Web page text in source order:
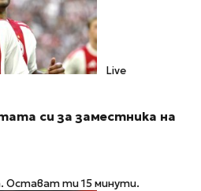
Live
си за заместника на
Остават ти 15 минути.